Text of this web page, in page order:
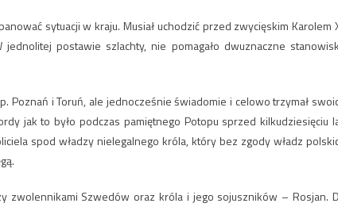
sytuacji w kraju. Musiał uchodzić przed zwycięskim Karolem
postawie szlachty, nie pomagało dwuznaczne
Poznań i Toruń, ale jednocześnie świadomie i celowo trzymał
jak to było podczas pamiętnego Potopu sprzed kilkudziesięciu
spod władzy nielegalnego króla, który bez zgody władz
zwolennikami Szwedów oraz króla i jego sojuszników – Rosjan.